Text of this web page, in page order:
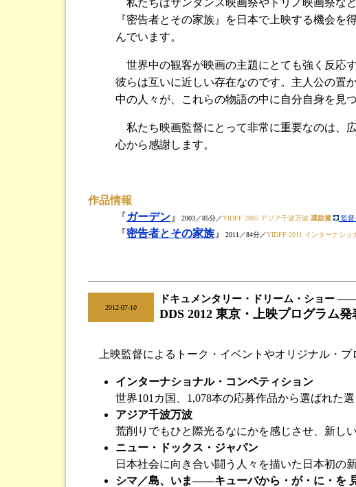
『密告者とその家族』を日本で上映する機会
んでいます。
世界中の観客が映画の主題にとても強く反応
彼らは互いに近しい存在なのです。主人公の置
中の人々が、これらの物語の中に自分自身を見
私たち映画監督にとって非常に重要なのは、
心から感謝します。
作品情報
『ガーデン 』 2003／85分／YIDFF 2005 アジア千波万波 奨励賞 監督
『密告者とその家族 』 2011／84分／YIDFF 2011 インターナショ
2012-07-10
ドキュメンタリー・ドリーム・ショー
DDS 2012 東京・上映プログラム発
上映監督によるトーク・イベントやオリジナル・プ
インターナショナル・コンペティション
世界101カ国、1,078本の応募作品から選ばれた
アジア千波万波
荒削りでもひと際光るなにかを感じさせ、新し
ニュー・ドックス・ジャパン
日本社会に向き合い闘う人々を描いた日本初の
シマ／島、いま――キューバから・が・に・を